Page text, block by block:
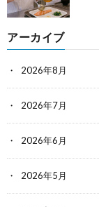
アーカイブ
2026年8月
2026年7月
2026年6月
2026年5月